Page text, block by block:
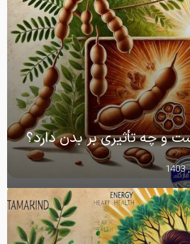
و چه تأثیری بر بدن دارد؟